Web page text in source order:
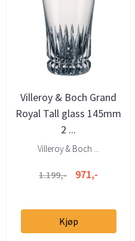
Villeroy & Boch Grand
Royal Tall glass 145mm
2 ...
Villeroy & Boch ...
1.199,- 971,-
Kjøp